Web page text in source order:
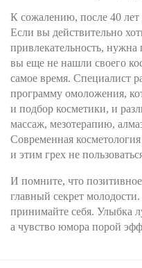
К сожалению, после 40 лет
Если вы действительно
привлекательность,
вы еще не нашли своего
самое время. Специалист
программу омоложения,
и подбор косметики, и
массаж, мезотерапию,
Современная
и этим грех не
И помните, что
главный секрет
принимайте себя. Улыбка
а чувство юмора порой